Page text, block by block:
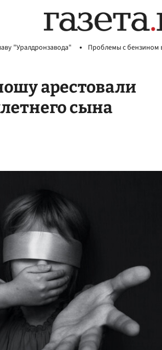
"Уралдронзавода" Проблемы с бензином
арестовали
сына